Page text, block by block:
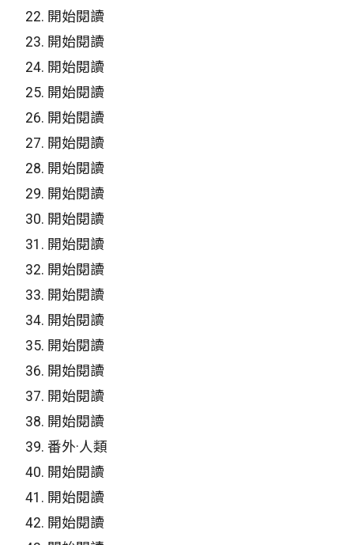
22. 開始閱讀
23. 開始閱讀
24. 開始閱讀
25. 開始閱讀
26. 開始閱讀
27. 開始閱讀
28. 開始閱讀
29. 開始閱讀
30. 開始閱讀
31. 開始閱讀
32. 開始閱讀
33. 開始閱讀
34. 開始閱讀
35. 開始閱讀
36. 開始閱讀
37. 開始閱讀
38. 開始閱讀
39. 番外·人類
40. 開始閱讀
41. 開始閱讀
42. 開始閱讀